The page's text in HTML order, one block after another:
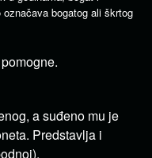
bogatog ali škrtog
a suđeno mu je
Predstavlja i